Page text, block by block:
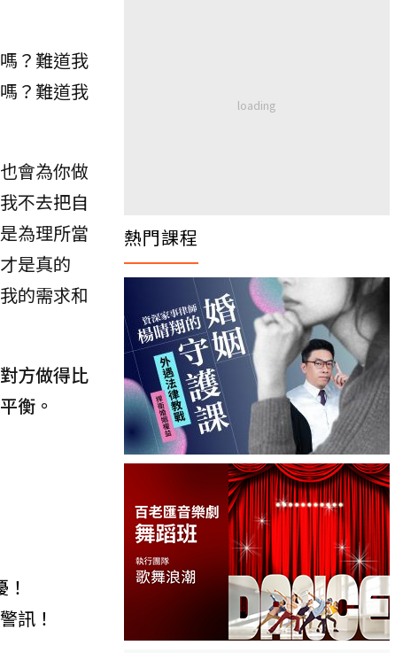
？難道我
？難道我
會為你做
不去把自
為理所當
是真的
的需求和
方做得比
衡。
訊！
熱門課程